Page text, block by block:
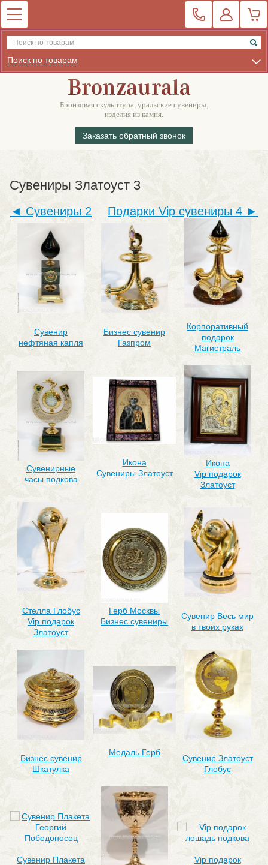
Поиск по товарам
Бронзовая скульптура, уральские сувениры,
изделия из камня.
Заказать обратный звонок
Сувениры Златоуст 3
◄ Сувениры 2 Подарки Vip cувениры 4 ►
Сувенир
нефтяная капля
Бизнес сувенир
Газпром
Корпоративный
подарок
Магистраль
Сувенирные
часы подкова
Икона
Сувениры Златоуст
Икона
Vip подарок
Златоуст
Стелла Глобус
Vip подарок
Златоуст
Герб Москвы
Бизнес сувениры
Сувенир Весь мир
в твоих руках
Бизнес сувенир
Шкатулка
Медаль Герб
Сувенир Златоуст
Глобус
Сувенир Плакета
Vip подарок